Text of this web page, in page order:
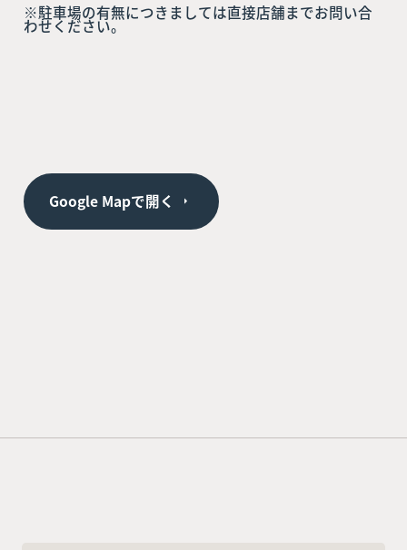
※駐車場の有無につきましては直接店舗までお問い合
わせください。
Google Mapで開く